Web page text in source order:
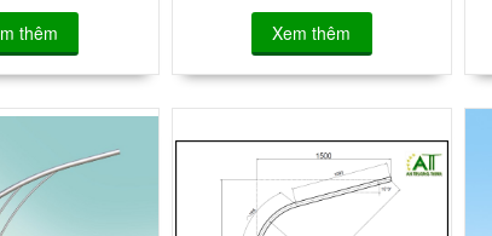
thêm Xem thêm